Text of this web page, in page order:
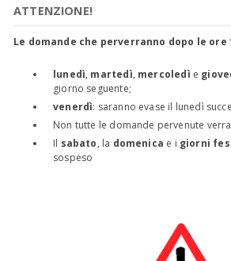
ATTENZIONE!
Le domande che perverranno dopo le ore
lunedì, martedì, mercoledì e
giorno seguente;
venerdì: saranno evase il lunedì
Non tutte le domande pervenute
Il sabato, la domenica e i giorni
sospeso